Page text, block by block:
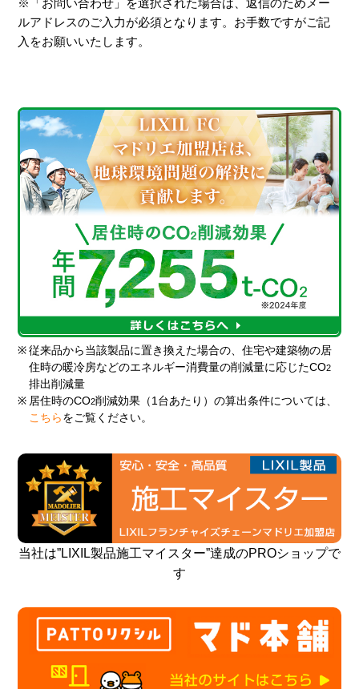
※「お問い合わせ」を選択された場合は、返信のためメー
ルアドレスのご入力が必須となります。お手数ですがご記
入をお願いいたします。
※ 従来品から当該製品に置き換えた場合の、住宅や建築物の居
住時の暖冷房などのエネルギー消費量の削減量に応じたCO2
排出削減量
※ 居住時のCO2削減効果（1台あたり）の算出条件については、
こちら をご覧ください。
当社は”LIXIL製品施工マイスター”達成のPROショップで
す